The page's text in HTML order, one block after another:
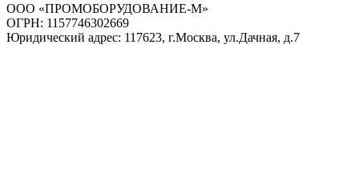
ООО «ПРОМОБОРУДОВАНИЕ-М»
ОГРН: 1157746302669
Юридический адрес: 117623, г.Москва, ул.Дачная, д.7